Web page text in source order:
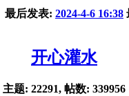
最后发表: 2024-4-6 16:38
开心灌水
主题: 22291, 帖数: 339956